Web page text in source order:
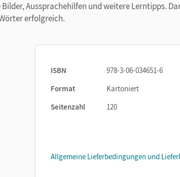
Aussprachehilfen und weitere Lerntipps.
erfolgreich.
ISBN
978-3-06-034651-6
Format
Kartoniert
Seitenzahl
120
Allgemeine Lieferbedingungen und